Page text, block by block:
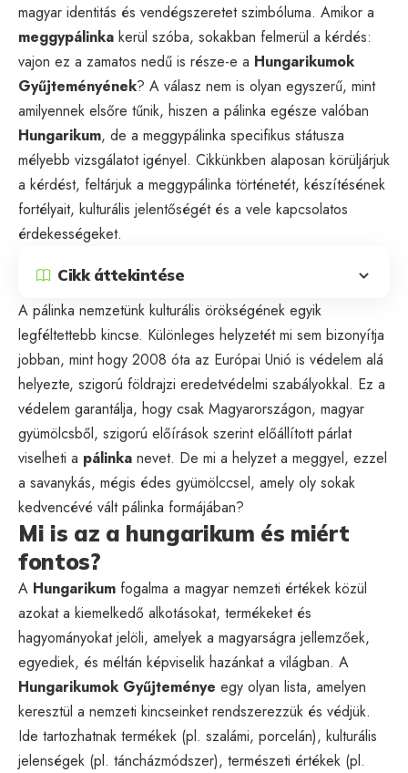
magyar identitás és vendégszeretet szimbóluma. Amikor a
meggypálinka kerül szóba, sokakban felmerül a kérdés:
vajon ez a zamatos nedű is része-e a Hungarikumok
Gyűjteményének? A válasz nem is olyan egyszerű, mint
amilyennek elsőre tűnik, hiszen a pálinka egésze valóban
Hungarikum, de a meggypálinka specifikus státusza
mélyebb vizsgálatot igényel. Cikkünkben alaposan körüljárjuk
a kérdést, feltárjuk a meggypálinka történetét, készítésének
fortélyait, kulturális jelentőségét és a vele kapcsolatos
érdekességeket.
Cikk áttekintése
A pálinka nemzetünk kulturális örökségének egyik
legféltettebb kincse. Különleges helyzetét mi sem bizonyítja
jobban, mint hogy 2008 óta az Európai Unió is védelem alá
helyezte, szigorú földrajzi eredetvédelmi szabályokkal. Ez a
védelem garantálja, hogy csak Magyarországon, magyar
gyümölcsből, szigorú előírások szerint előállított párlat
viselheti a pálinka nevet. De mi a helyzet a meggyel, ezzel
a savanykás, mégis édes gyümölccsel, amely oly sokak
kedvencévé vált pálinka formájában?
Mi is az a hungarikum és miért
fontos?
A Hungarikum fogalma a magyar nemzeti értékek közül
azokat a kiemelkedő alkotásokat, termékeket és
hagyományokat jelöli, amelyek a magyarságra jellemzőek,
egyediek, és méltán képviselik hazánkat a világban. A
Hungarikumok Gyűjteménye egy olyan lista, amelyen
keresztül a nemzeti kincseinket rendszerezzük és védjük.
Ide tartozhatnak termékek (pl. szalámi, porcelán), kulturális
jelenségek (pl. táncházmódszer), természeti értékek (pl.